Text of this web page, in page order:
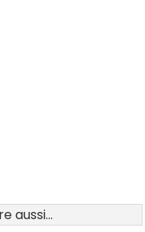
aussi...